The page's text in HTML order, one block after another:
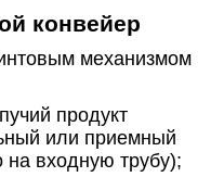
конвейер
механизмом
продукт
или приемный
на входную трубу);